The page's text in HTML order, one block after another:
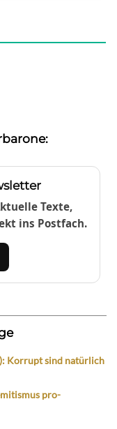
Texte,
ins Postfach.
Korrupt sind natürlich
pro-